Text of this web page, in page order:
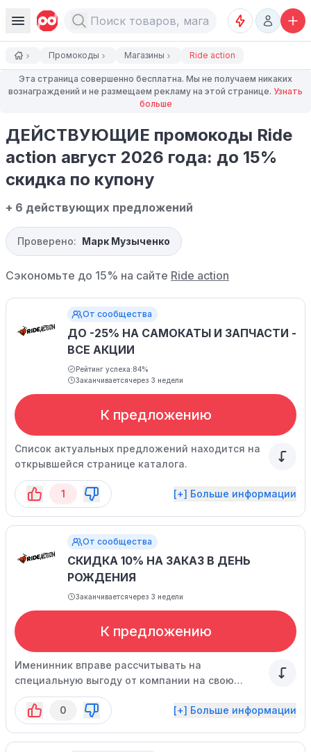
Промокоды Магазины Ride action
Эта страница совершенно бесплатна. Мы не получаем никаких
вознаграждений и не размещаем рекламу на этой странице. Узнать
больше
ДЕЙСТВУЮЩИЕ промокоды Ride
action август 2026 года: до 15%
скидка по купону
+ 6 действующих предложений
Проверено: Марк Музыченко
Сэкономьте до 15% на сайте Ride action
От сообщества
ДО -25% НА САМОКАТЫ И ЗАПЧАСТИ -
ВСЕ АКЦИИ
Рейтинг успеха:84%
Заканчиваетсячерез 3 недели
К предложению
Список актуальных предложений находится на
открывшейся странице каталога.
1 [+] Больше информации
От сообщества
СКИДКА 10% НА ЗАКАЗ В ДЕНЬ
РОЖДЕНИЯ
Заканчиваетсячерез 3 недели
К предложению
Именинник вправе рассчитывать на
специальную выгоду от компании на свою
покупку.
0
[+] Больше информации